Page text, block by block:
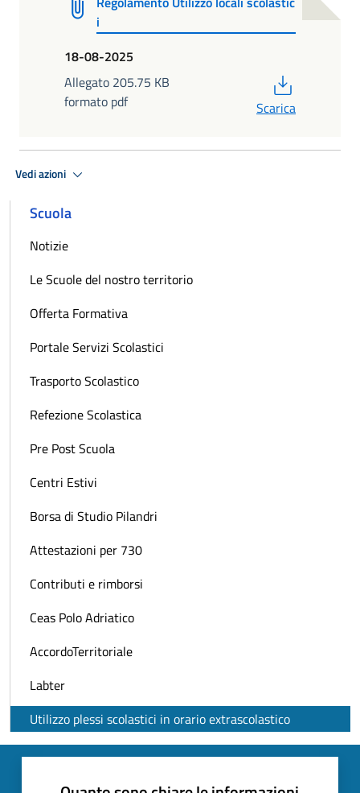
i
18-08-2025
Allegato 205.75 KB
formato pdf
Scarica
Vedi azioni
Scuola
Notizie
Le Scuole del nostro territorio
Offerta Formativa
Portale Servizi Scolastici
Trasporto Scolastico
Refezione Scolastica
Pre Post Scuola
Centri Estivi
Borsa di Studio Pilandri
Attestazioni per 730
Contributi e rimborsi
Ceas Polo Adriatico
AccordoTerritoriale
Labter
Utilizzo plessi scolastici in orario extrascolastico